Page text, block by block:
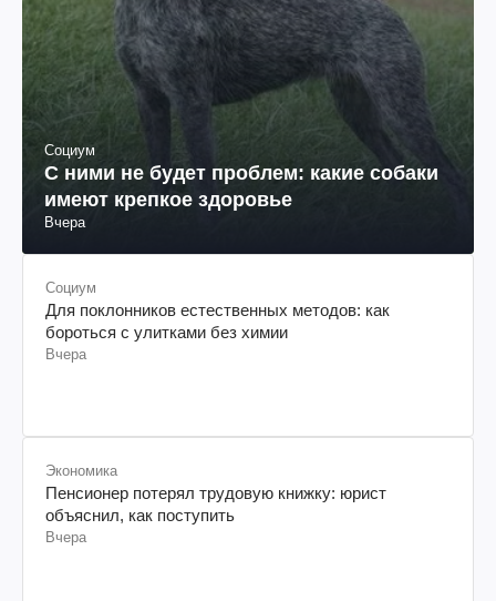
Социум
С ними не будет проблем: какие собаки
имеют крепкое здоровье
Вчера
Социум
Для поклонников естественных методов: как
бороться с улитками без химии
Вчера
Экономика
Пенсионер потерял трудовую книжку: юрист
объяснил, как поступить
Вчера